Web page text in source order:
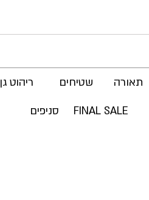
תאורה שטיחים ריהוט גן
FINAL SALE סניפים